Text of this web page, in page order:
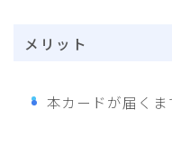
メリット
本カードが届く